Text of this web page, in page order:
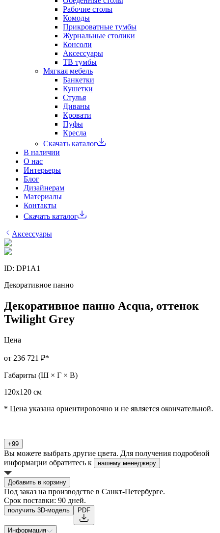
Рабочие столы
Комоды
Прикроватные тумбы
Журнальные столики
Консоли
Аксессуары
ТВ тумбы
Мягкая мебель
Банкетки
Кушетки
Стулья
Диваны
Кровати
Пуфы
Кресла
Скачать каталог
В наличии
О нас
Интерьеры
Блог
Дизайнерам
Материалы
Контакты
Скачать каталог
Аксессуары
ID: DP1A1
Декоративное панно
Декоративное панно Acqua, оттенок
Twilight Grey
Цена
от 236 721 ₽*
Габариты (Ш × Г × В)
120х120 см
* Цена указана ориентировочно и не является окончательной.
+99
Вы можете выбрать другие цвета. Для получения подробной
информации обратитесь к
нашему менеджеру
Добавить в корзину
Под заказ на производстве в Санкт-Петербурге.
Срок поставки: 90 дней.
получить 3D-модель PDF
Информация